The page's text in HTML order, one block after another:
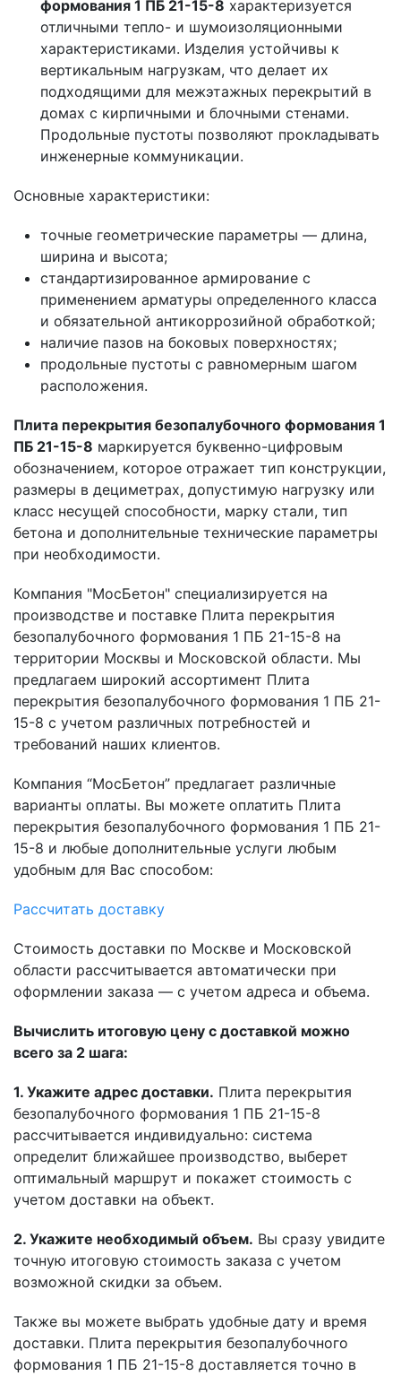
формования 1 ПБ 21-15-8 характеризуется
отличными тепло- и шумоизоляционными
характеристиками. Изделия устойчивы к
вертикальным нагрузкам, что делает их
подходящими для межэтажных перекрытий в
домах с кирпичными и блочными стенами.
Продольные пустоты позволяют прокладывать
инженерные коммуникации.
Основные характеристики:
точные геометрические параметры — длина,
ширина и высота;
стандартизированное армирование с
применением арматуры определенного класса
и обязательной антикоррозийной обработкой;
наличие пазов на боковых поверхностях;
продольные пустоты с равномерным шагом
расположения.
Плита перекрытия безопалубочного формования 1
ПБ 21-15-8 маркируется буквенно-цифровым
обозначением, которое отражает тип конструкции,
размеры в дециметрах, допустимую нагрузку или
класс несущей способности, марку стали, тип
бетона и дополнительные технические параметры
при необходимости.
Компания "МосБетон" специализируется на
производстве и поставке Плита перекрытия
безопалубочного формования 1 ПБ 21-15-8 на
территории Москвы и Московской области. Мы
предлагаем широкий ассортимент Плита
перекрытия безопалубочного формования 1 ПБ 21-
15-8 с учетом различных потребностей и
требований наших клиентов.
Компания “МосБетон” предлагает различные
варианты оплаты. Вы можете оплатить Плита
перекрытия безопалубочного формования 1 ПБ 21-
15-8 и любые дополнительные услуги любым
удобным для Вас способом:
Рассчитать доставку
Стоимость доставки по Москве и Московской
области рассчитывается автоматически при
оформлении заказа — с учетом адреса и объема.
Вычислить итоговую цену с доставкой можно
всего за 2 шага:
1. Укажите адрес доставки. Плита перекрытия
безопалубочного формования 1 ПБ 21-15-8
рассчитывается индивидуально: система
определит ближайшее производство, выберет
оптимальный маршрут и покажет стоимость с
учетом доставки на объект.
2. Укажите необходимый объем. Вы сразу увидите
точную итоговую стоимость заказа с учетом
возможной скидки за объем.
Также вы можете выбрать удобные дату и время
доставки. Плита перекрытия безопалубочного
формования 1 ПБ 21-15-8 доставляется точно в